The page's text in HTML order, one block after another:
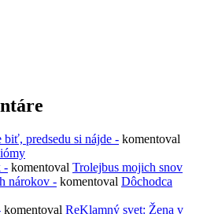
predsedu si nájde - komentoval
- komentoval Trolejbus mojich snov
nárokov - komentoval Dôchodca
komentoval ReKlamný svet: Žena v